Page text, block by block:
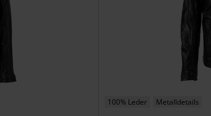
100% Leder Metalldetails